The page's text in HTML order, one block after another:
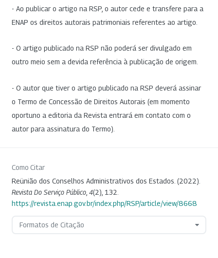
- Ao publicar o artigo na RSP, o autor cede e transfere para a
ENAP os direitos autorais patrimoniais referentes ao artigo.
- O artigo publicado na RSP não poderá ser divulgado em
outro meio sem a devida referência à publicação de origem.
- O autor que tiver o artigo publicado na RSP deverá assinar
o Termo de Concessão de Direitos Autorais (em momento
oportuno a editoria da Revista entrará em contato com o
autor para assinatura do Termo).
Como Citar
Reünião dos Conselhos Administrativos dos Estados. (2022).
Revista Do Serviço Público 4(2), 132.
https://revista.enap.gov.br/index.php/RSP/article/view/8668
Formatos de Citação